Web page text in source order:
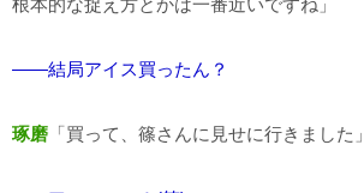
――結局アイス買ったん？
琢磨 「買って、篠さんに見せに行きました」